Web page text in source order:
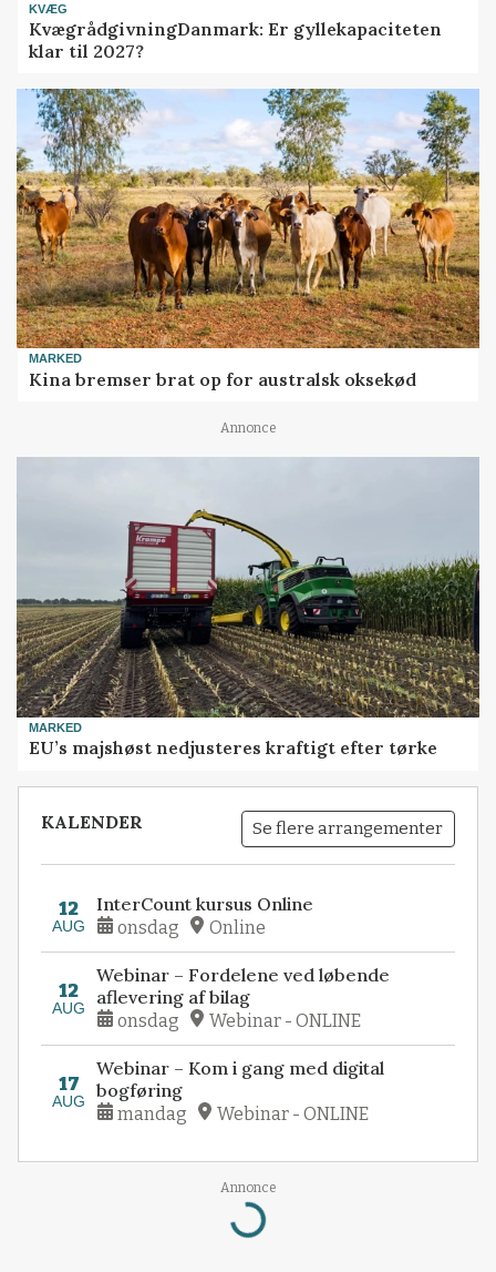
KVÆG
KvægrådgivningDanmark: Er gyllekapaciteten
klar til 2027?
MARKED
Kina bremser brat op for australsk oksekød
Annonce
MARKED
EU’s majshøst nedjusteres kraftigt efter tørke
KALENDER Se flere arrangementer
12
AUG
InterCount kursus Online
onsdag Online
12
AUG
Webinar – Fordelene ved løbende
aflevering af bilag
onsdag Webinar - ONLINE
17
AUG
Webinar – Kom i gang med digital
bogføring
mandag Webinar - ONLINE
Annonce
Loading...